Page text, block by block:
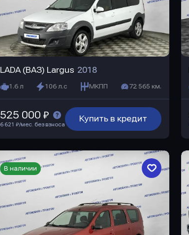
LADA (ВАЗ) Largus 2018
1.6 л 106 л.с МКПП 72 565 км.
Купить в кредит
525 000 ₽
6 621 ₽/мес. без взноса
В наличии